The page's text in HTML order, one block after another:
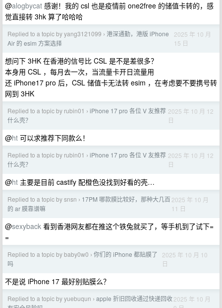
@alogbycat 感谢！我的 csl 也是疫情前 one2free 的储值卡转的，感
觉直接转 3hk 算了哈哈哈
Replied to a topic by yang3121099 › 港深通勤，港版 iPhone
Air 的 esim 方案选择
2025 年 10 月
15 日
想问下 3HK 在香港的信号比 CSL 是不是差很多？
本身用 CSL ，每月去一次，当流量卡开日流量用
还 iPhone17 pro 后，CSL 储值卡无法转 esim ，在考虑要不要携号转
网到 3HK
Replied to a topic by rubin01 › iPhone 17 pro 各位 V 友推荐
什么壳？
2025 年 10 月 12
日
@ht 可以求推荐下同款么！
Replied to a topic by rubin01 › iPhone 17 pro 各位 V 友推荐
什么壳？
2025 年 10 月 12
日
@ht 主要是目前 castify 配橙色没找到好看的壳…
Replied to a topic by snsn › 17PM 哪款膜比较好，那种大几百
的 ar 膜靠谱嘛
2025 年 10 月
11 日
@sexyback 看到香港网友都在推这个铁兔就买了，等手机到了试下=
=
Replied to a topic by baby0w0 › 你们的 iPhone 都贴膜了
吗
2025 年 10 月 10
日
不是说 iPhone 17 最好别贴膜么？
Replied to a topic by yuebuqun › apple 折旧回收通过快递回收2025 年 10 月